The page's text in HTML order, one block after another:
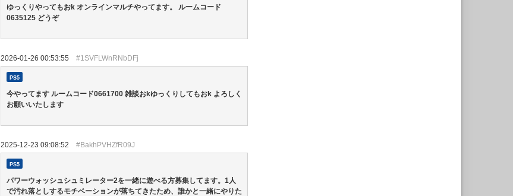
ゆっくりやってもおk オンラインマルチやってます。 ルームコード
0635125 どうぞ
2026-01-26 00:53:55 #1SVFLWnRNbDFj
PS5
今やってます ルームコード0661700 雑談おkゆっくりしてもおk よろしく
お願いいたします
2025-12-23 09:08:52 #BakhPVHZfR09J
PS5
パワーウォッシュシュミレーター2を一緒に遊べる方募集してます。1人
で汚れ落としするモチベーションが落ちてきたため、誰かと一緒にやりた